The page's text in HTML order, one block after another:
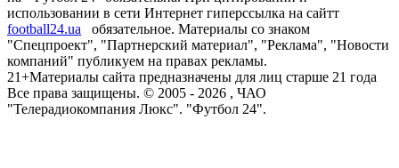
использовании в сети Интернет гиперссылка на сайтт
football24.ua
обязательное. Материалы со знаком
"Спецпроект", "Партнерский материал", "Реклама", "Новости
компаний" публикуем на правах рекламы.
21+Материалы сайта предназначены для лиц старше 21 года
Все права защищены. © 2005 - 2026 , ЧАО
"Телерадиокомпания Люкс". "Футбол 24".